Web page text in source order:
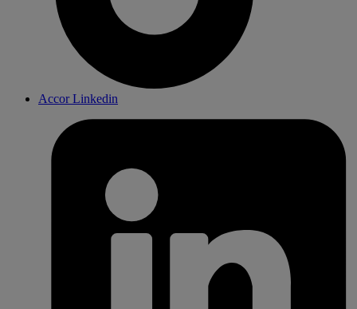
Accor Linkedin